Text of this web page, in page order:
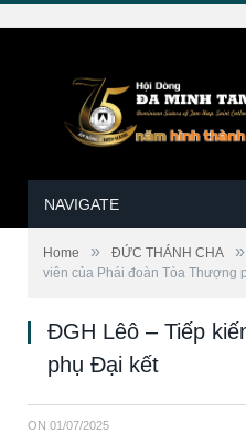
NAVIGATE
Home » ĐỨC THÁNH CHA »
viên của Phái đoàn Tòa Thượng
ĐGH Lêô – Tiếp
phụ Đại kết
ON 01/07/2025